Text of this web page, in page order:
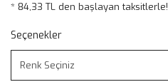
* 84,33 TL den başlayan taksitlerle!
Seçenekler